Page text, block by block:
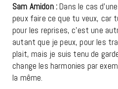
Sam Amidon : Dans le cas
peux faire ce que tu veux, car
pour les reprises, c’est une
autant que je peux, pour les
plait, mais je suis tenu de
change les harmonies par
la même.